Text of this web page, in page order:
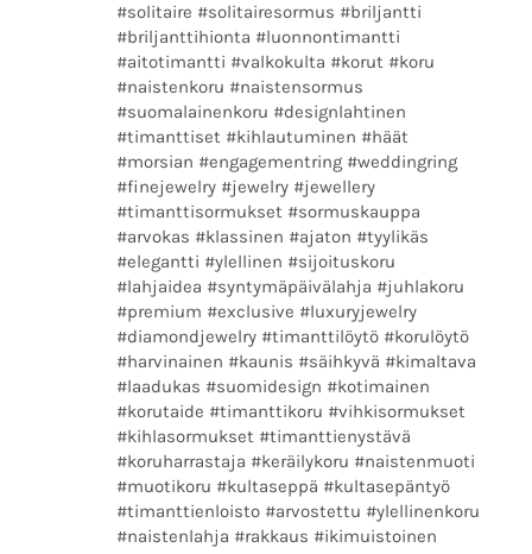
#solitaire #solitairesormus #briljantti
#briljanttihionta #luonnontimantti
#aitotimantti #valkokulta #korut #koru
#naistenkoru #naistensormus
#suomalainenkoru #designlahtinen
#timanttiset #kihlautuminen #häät
#morsian #engagementring #weddingring
#finejewelry #jewelry #jewellery
#timanttisormukset #sormuskauppa
#arvokas #klassinen #ajaton #tyylikäs
#elegantti #ylellinen #sijoituskoru
#lahjaidea #syntymäpäivälahja #juhlakoru
#premium #exclusive #luxuryjewelry
#diamondjewelry #timanttilöytö #korulöytö
#harvinainen #kaunis #säihkyvä #kimaltava
#laadukas #suomidesign #kotimainen
#korutaide #timanttikoru #vihkisormukset
#kihlasormukset #timanttienystävä
#koruharrastaja #keräilykoru #naistenmuoti
#muotikoru #kultaseppä #kultasepäntyö
#timanttienloisto #arvostettu #ylellinenkoru
#naistenlahja #rakkaus #ikimuistoinen